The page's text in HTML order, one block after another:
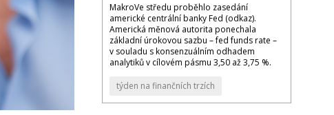
MakroVe středu proběhlo zasedání
americké centrální banky Fed (odkaz).
Americká měnová autorita ponechala
základní úrokovou sazbu – fed funds rate –
v souladu s konsenzuálním odhadem
analytiků v cílovém pásmu 3,50 až 3,75 %.
týden na finančních trzích